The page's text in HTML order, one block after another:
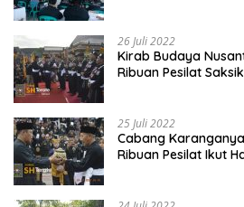
26 Juli 2022
Kirab Budaya
Ribuan Pesilat
25 Juli 2022
Cabang
Ribuan Pesilat Ikut